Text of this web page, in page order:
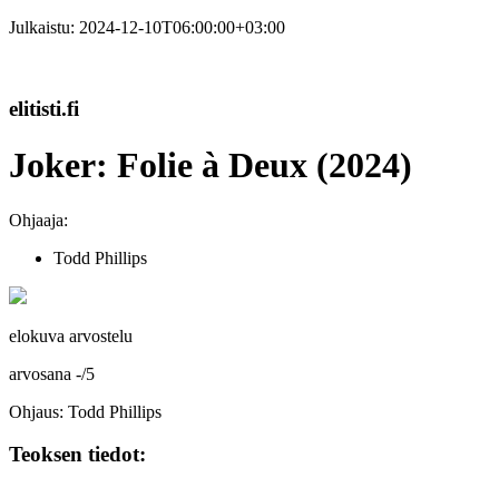
Julkaistu: 2024-12-10T06:00:00+03:00
elitisti.fi
Joker: Folie à Deux (2024)
Ohjaaja:
Todd Phillips
elokuva arvostelu
arvosana -/5
Ohjaus: Todd Phillips
Teoksen tiedot: